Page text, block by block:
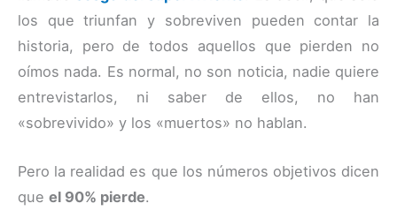
los que triunfan y sobreviven pueden contar la
historia, pero de todos aquellos que pierden no
oímos nada. Es normal, no son noticia, nadie quiere
entrevistarlos, ni saber de ellos, no han
«sobrevivido» y los «muertos» no hablan.
Pero la realidad es que los números objetivos dicen
que el 90% pierde.